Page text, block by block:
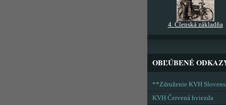
4. Členská základňa
OBĽÚBENÉ
**Združenie KVH
KVH Červená hviezda